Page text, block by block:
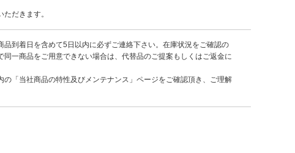
だきます。
到着日を含めて5日以内に必ずご連絡下さい。在庫状況をご確認の
一商品をご用意できない場合は、代替品のご提案もしくはご返金に
「当社商品の特性及びメンテナンス」ページをご確認頂き、ご理解